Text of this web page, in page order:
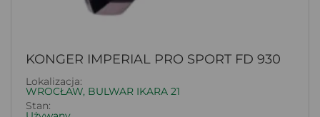
KONGER IMPERIAL PRO SPORT FD 930
Lokalizacja:
WROCŁAW, BULWAR IKARA 21
Stan: